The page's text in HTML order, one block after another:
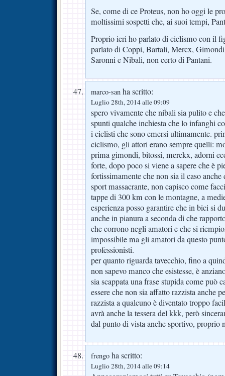
Se, come di ce Proteus, non ho oggi le
moltissimi sospetti che, ai suoi tempi,
Proprio ieri ho parlato di ciclismo con il
parlato di Coppi, Bartali, Mercx,
Saronni e Nibali, non certo di Pantani.
marco-san ha scritto:
Luglio 28th, 2014 alle 09:09
spero vivamente che nibali sia pulito e
spunti qualche inchiesta che lo infanghi
i ciclisti che sono emersi ultimamente.
ciclismo, gli attori erano sempre quelli:
prima gimondi, bitossi, merckx, adorni
forte, dopo poco si viene a sapere che è
fortissimamente che non sia il caso
sport massacrante, non capisco come
tappe di 300 km con le montagne, a
esperienza posso garantire che in bici si
anche in pianura a seconda di che
che corrono negli amatori e che si
impossibile ma gli amatori da questo
professionisti.
per quanto riguarda tavecchio, fino a
non sapevo manco che esistesse, è
sia scappata una frase stupida come può
essere che non sia affatto razzista anche
razzista a qualcuno è diventato troppo
avrà anche la tessera del kkk, però
dal punto di vista anche sportivo, proprio
frengo ha scritto:
Luglio 28th, 2014 alle 09:14